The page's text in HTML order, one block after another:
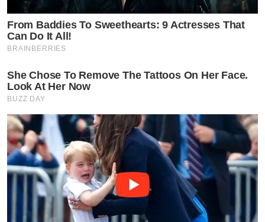
From Baddies To Sweethearts: 9 Actresses That
Can Do It All!
BRAINBERRIES
She Chose To Remove The Tattoos On Her Face.
Look At Her Now
BUZZ DAY